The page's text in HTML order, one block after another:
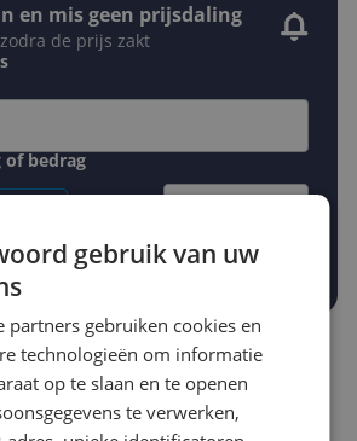
en mis geen prijsdaling
de prijs zakt
of bedrag
Gewenste prijs
aanzetten
geschreven
bezit en wil je graag je mening
gebruik van uw
partners gebruiken cookies en
technologieën om informatie
op te slaan en te openen
te verwerken,